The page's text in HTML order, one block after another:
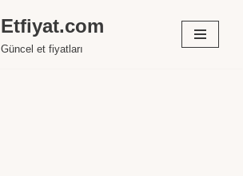
Etfiyat.com
Güncel et fiyatları